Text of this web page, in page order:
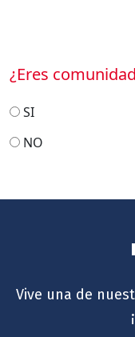
¿Eres
SI
NO
Vive una de